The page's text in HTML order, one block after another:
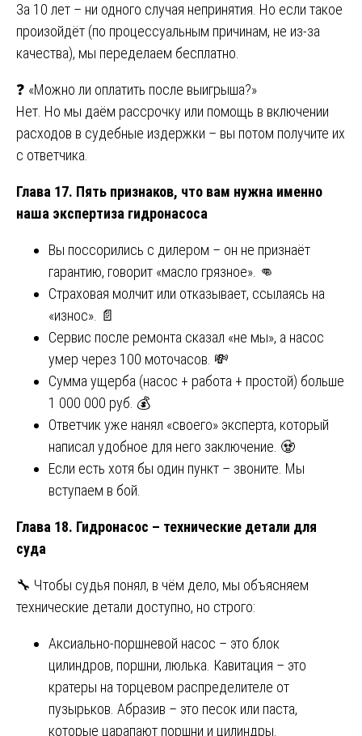
За 10 лет – ни одного случая непринятия. Но если такое
произойдёт (по процессуальным причинам, не из-за
качества), мы переделаем бесплатно.
❓ «Можно ли оплатить после выигрыша?»
Нет. Но мы даём рассрочку или помощь в включении
расходов в судебные издержки – вы потом получите их
с ответчика.
Глава 17. Пять признаков, что вам нужна именно
наша экспертиза гидронасоса
Вы поссорились с дилером – он не признаёт
гарантию, говорит «масло грязное». 👊
Страховая молчит или отказывает, ссылаясь на
«износ». 📄
Сервис после ремонта сказал «не мы», а насос
умер через 100 моточасов. 💸
Сумма ущерба (насос + работа + простой) больше
1 000 000 руб. 💰
Ответчик уже нанял «своего» эксперта, который
написал удобное для него заключение. 🧟
Если есть хотя бы один пункт – звоните. Мы
вступаем в бой.
Глава 18. Гидронасос – технические детали для
суда
🔧 Чтобы судья понял, в чём дело, мы объясняем
технические детали доступно, но строго:
Аксиально-поршневой насос – это блок
цилиндров, поршни, люлька. Кавитация – это
кратеры на торцевом распределителе от
пузырьков. Абразив – это песок или паста,
которые царапают поршни и цилиндры.